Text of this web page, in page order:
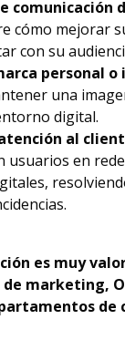
comunicación
cómo mejorar
con su
personal
una
digital.
al
usuarios en
es muy
marketing,
de